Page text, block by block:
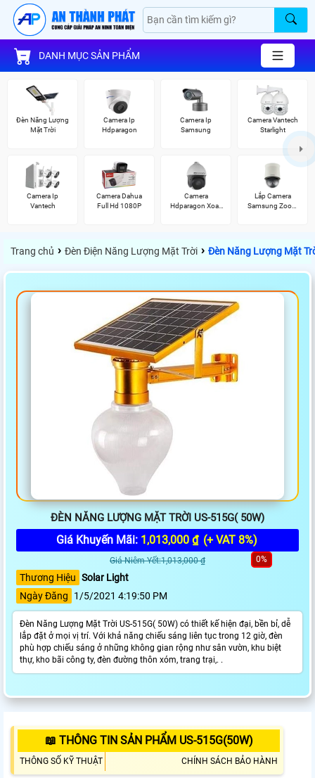
DANH MỤC SẢN PHẨM
Đèn Năng Lượng
Mặt Trời
Camera Ip
Hdparagon
Camera Ip
Samsung
Camera Vantech
Starlight
Camera Ip
Vantech
Camera Dahua
Full Hd 1080P
Camera
Hdparagon Xoay
Lắp Camera
Samsung Zoom
Trang chủ › Đèn Điện Năng Lượng Mặt Trời › Đèn Năng Lượng Mặt
ĐÈN NĂNG LƯỢNG MẶT TRỜI US-515G( 50W)
Giá Khuyến Mãi: 1,013,000 ₫ (+ VAT 8%)
Giá Niêm Yết:1,013,000 ₫ 0%
Thương Hiệu Solar Light
Ngày Đăng
1/5/2021 4:19:50 PM
Đèn Năng Lượng Mặt Trời US-515G( 50W) có thiết kế hiện đại, bền bỉ, dễ
lắp đặt ở mọi vị trí. Với khả năng chiếu sáng liên tục trong 12 giờ, đèn
phù hợp chiếu sáng ở những không gian rộng như sân vườn, khu biệt
thự, kho bãi công ty, đèn đường thôn xóm, trang trại,. .
📖 THÔNG TIN SẢN PHẨM US-515G(50W)
THÔNG SỐ KỸ THUẬT CHÍNH SÁCH BẢO HÀNH